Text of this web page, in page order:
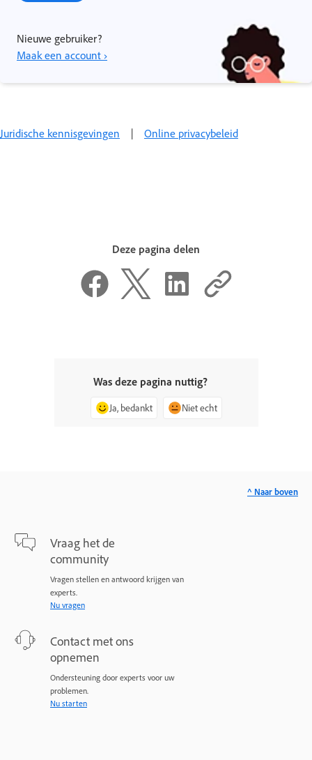
Nieuwe gebruiker?
Maak een account ›
Juridische kennisgevingen | Online privacybeleid
Deze pagina delen
Was deze pagina nuttig?
Ja, bedankt Niet echt
Vraag het de
community
Vragen stellen en antwoord krijgen van
experts.
Nu vragen
Contact met ons
opnemen
Ondersteuning door experts voor uw
problemen.
Nu starten
^ Naar boven